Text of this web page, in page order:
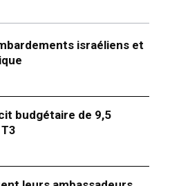
israéliens et
budgétaire de 9,5